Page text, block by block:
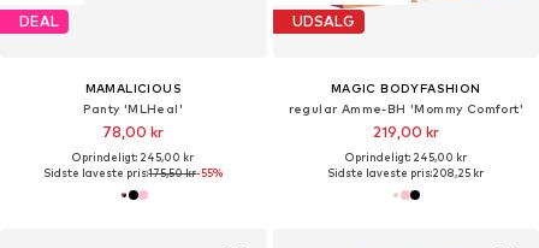
DEAL
MAMALICIOUS
Panty 'MLHeal'
78,00 kr
Oprindeligt: 245,00 kr
Sidste laveste pris:175,50 kr-55%
UDSALG
MAGIC BODYFASHION
regular Amme-BH 'Mommy Comfort'
219,00 kr
Oprindeligt: 245,00 kr
Sidste laveste pris:208,25 kr